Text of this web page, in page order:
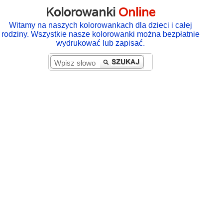
Kolorowanki Online
Witamy na naszych kolorowankach dla dzieci i całej
rodziny. Wszystkie nasze kolorowanki można bezpłatnie
wydrukować lub zapisać.